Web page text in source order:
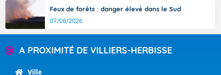
Feux de forêts : danger élevé dans le Sud
07/08/2026
A PROXIMITÉ DE VILLIERS-HERBISSE
Ville